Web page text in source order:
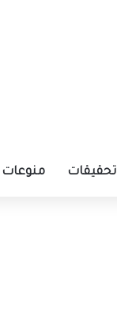
تحقيقات منوعات